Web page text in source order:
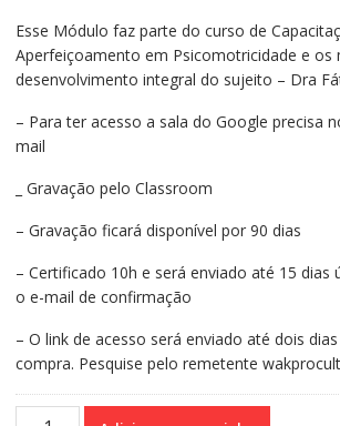
Esse Módulo faz parte do curso de
Aperfeiçoamento em Psicomotricidade e os
desenvolvimento integral do sujeito – Dra
– Para ter acesso a sala do Google precisa
mail
_ Gravação pelo Classroom
– Gravação ficará disponível por 90 dias
– Certificado 10h e será enviado até 15 dias
o e-mail de confirmação
– O link de acesso será enviado até dois
compra. Pesquise pelo remetente
Curso